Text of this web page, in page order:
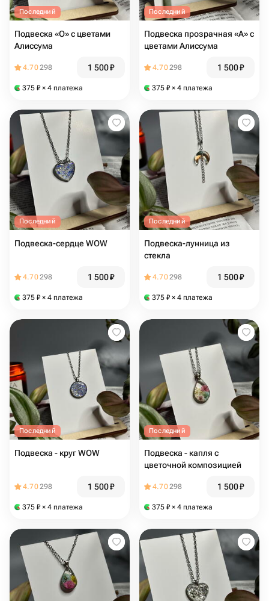
Последний
Подвеска «О» с цветами
Алиссума
4.70298 1 500₽
375 ₽ × 4 платежа
Последний
Подвеска прозрачная «А» с
цветами Алиссума
4.70298 1 500₽
375 ₽ × 4 платежа
Последний
Подвеска-сердце WOW
4.70298 1 500₽
375 ₽ × 4 платежа
Последний
Подвеска-лунница из
стекла
4.70298 1 500₽
375 ₽ × 4 платежа
Последний
Подвеска - круг WOW
4.70298 1 500₽
375 ₽ × 4 платежа
Последний
Подвеска - капля с
цветочной композицией
4.70298 1 500₽
375 ₽ × 4 платежа